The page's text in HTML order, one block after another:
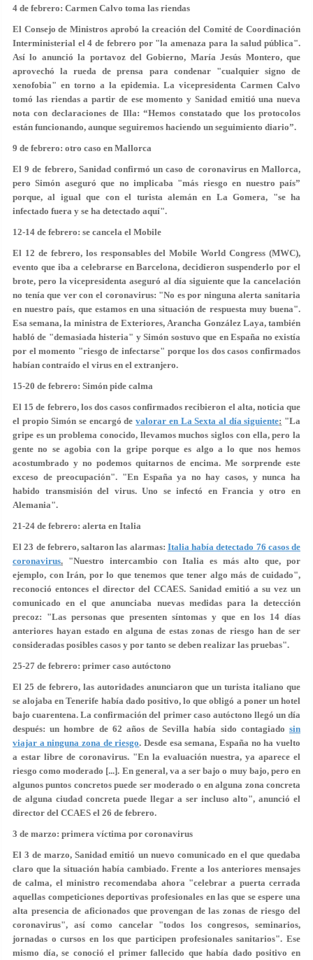
4 de febrero: Carmen Calvo toma las riendas
El Consejo de Ministros aprobó la creación del Comité de Coordinación
Interministerial el 4 de febrero por "la amenaza para la salud pública".
Así lo anunció la portavoz del Gobierno, María Jesús Montero, que
aprovechó la rueda de prensa para condenar "cualquier signo de
xenofobia" en torno a la epidemia. La vicepresidenta Carmen Calvo
tomó las riendas a partir de ese momento y Sanidad emitió una nueva
nota con declaraciones de Illa: “Hemos constatado que los protocolos
están funcionando, aunque seguiremos haciendo un seguimiento diario”.
9 de febrero: otro caso en Mallorca
El 9 de febrero, Sanidad confirmó un caso de coronavirus en Mallorca,
pero Simón aseguró que no implicaba "más riesgo en nuestro país”
porque, al igual que con el turista alemán en La Gomera, "se ha
infectado fuera y se ha detectado aquí".
12-14 de febrero: se cancela el Mobile
El 12 de febrero, los responsables del Mobile World Congress (MWC),
evento que iba a celebrarse en Barcelona, decidieron suspenderlo por el
brote, pero la vicepresidenta aseguró al día siguiente que la cancelación
no tenía que ver con el coronavirus: "No es por ninguna alerta sanitaria
en nuestro país, que estamos en una situación de respuesta muy buena".
Esa semana, la ministra de Exteriores,Arancha González Laya, también
habló de "demasiada histeria" y Simón sostuvo que en España no existía
por el momento "riesgo de infectarse" porque los dos casos confirmados
habían contraído el virus en el extranjero.
15-20 de febrero: Simón pide calma
El 15 de febrero, los dos casos confirmados recibieron el alta, noticia que
el propio Simón se encargó devalorar en La Sexta al día siguiente: "La
gripe es un problema conocido, llevamos muchos siglos con ella, pero la
gente no se agobia con la gripeporque es algo a lo que nos hemos
acostumbrado y no podemos quitarnos de encima.Me sorprende este
exceso de preocupación". "En España ya no hay casos, y nunca ha
habido transmisión del virus. Uno se infectó en Francia y otro en
Alemania".
21-24 de febrero: alerta en Italia
El 23 de febrero, saltaron las alarmas: Italia había detectado 76 casos de
coronavirus. "Nuestro intercambio con Italia es más alto que, por
ejemplo, con Irán, por lo que tenemos que tener algo más de cuidado",
reconoció entonces el director del CCAES. Sanidad emitió a su vez un
comunicado en el que anunciaba nuevas medidas para la detección
precoz: "Las personas que presenten síntomas y que en los 14 días
anteriores hayan estado en alguna de estas zonas de riesgo han de ser
consideradas posibles casos y por tanto se deben realizar las pruebas".
25-27 de febrero: primer caso autóctono
El 25 de febrero, las autoridades anunciaron que un turista italiano que
se alojaba en Tenerife había dado positivo, lo que obligó a poner un hotel
bajo cuarentena. La confirmación del primer caso autóctono llegó un día
después: un hombre de 62 años de Sevilla había sido contagiado sin
viajar a ninguna zona de riesgo. Desde esa semana, España no ha vuelto
a estar libre de coronavirus. "En la evaluación nuestra, ya aparece el
riesgo como moderado [...]. En general, va a ser bajo o muy bajo, pero en
algunos puntos concretos puede ser moderado o en alguna zona concreta
de alguna ciudad concreta puede llegar a ser incluso alto", anunció el
director del CCAES el 26 de febrero.
3 de marzo: primera víctima por coronavirus
El 3 de marzo, Sanidad emitió un nuevo comunicado en el que quedaba
claro que la situación había cambiado. Frente a los anteriores mensajes
de calma, el ministro recomendaba ahora "celebrar a puerta cerrada
aquellas competiciones deportivas profesionales en las que se espere una
alta presencia de aficionados que provengan de las zonas de riesgo del
coronavirus", así como cancelar "todos los congresos, seminarios,
jornadas o cursos en los que participen profesionales sanitarios". Ese
mismo día, se conoció el primer fallecido que había dado positivo en